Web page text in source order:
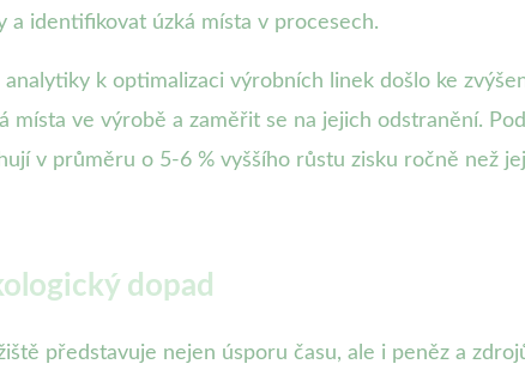
a identifikovat úzká místa v procesech.
k optimalizaci výrobních linek došlo ke
ve výrobě a zaměřit se na jejich odstranění.
v průměru o 5-6 % vyššího růstu zisku ročně než
dopad
představuje nejen úsporu času, ale i peněz a